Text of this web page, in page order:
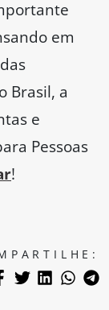
em
Brasil, a
e
Pessoas
!